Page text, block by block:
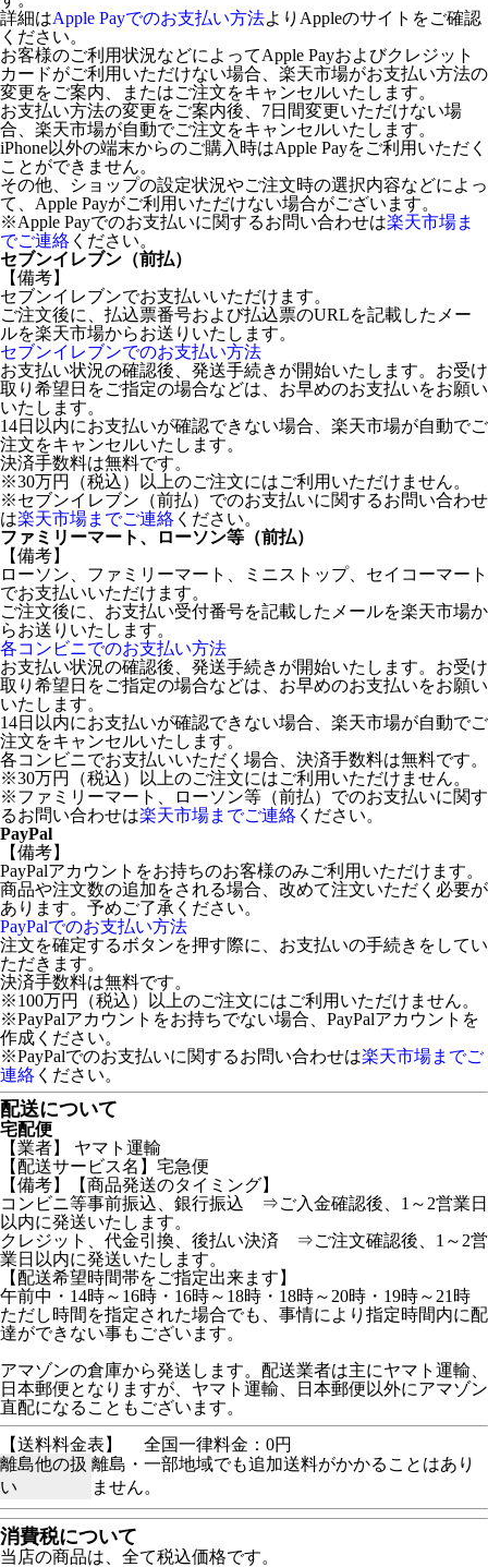
詳細はApple Payでのお支払い方法よりAppleのサイトをご確認
ください。
お客様のご利用状況などによってApple Payおよびクレジット
カードがご利用いただけない場合、楽天市場がお支払い方法の
変更をご案内、またはご注文をキャンセルいたします。
お支払い方法の変更をご案内後、7日間変更いただけない場
合、楽天市場が自動でご注文をキャンセルいたします。
iPhone以外の端末からのご購入時はApple Payをご利用いただく
ことができません。
その他、ショップの設定状況やご注文時の選択内容などによっ
て、Apple Payがご利用いただけない場合がございます。
※Apple Payでのお支払いに関するお問い合わせは楽天市場ま
でご連絡 ください。
セブンイレブン（前払）
【備考】
セブンイレブンでお支払いいただけます。
ご注文後に、払込票番号および払込票のURLを記載したメー
ルを楽天市場からお送りいたします。
セブンイレブンでのお支払い方法
お支払い状況の確認後、発送手続きが開始いたします。お受け
取り希望日をご指定の場合などは、お早めのお支払いをお願い
いたします。
14日以内にお支払いが確認できない場合、楽天市場が自動でご
注文をキャンセルいたします。
決済手数料は無料です。
※30万円（税込）以上のご注文にはご利用いただけません。
※セブンイレブン（前払）でのお支払いに関するお問い合わせ
は楽天市場までご連絡 ください。
ファミリーマート、ローソン等（前払）
【備考】
ローソン、ファミリーマート、ミニストップ、セイコーマート
でお支払いいただけます。
ご注文後に、お支払い受付番号を記載したメールを楽天市場か
らお送りいたします。
各コンビニでのお支払い方法
お支払い状況の確認後、発送手続きが開始いたします。お受け
取り希望日をご指定の場合などは、お早めのお支払いをお願い
いたします。
14日以内にお支払いが確認できない場合、楽天市場が自動でご
注文をキャンセルいたします。
各コンビニでお支払いいただく場合、決済手数料は無料です。
※30万円（税込）以上のご注文にはご利用いただけません。
※ファミリーマート、ローソン等（前払）でのお支払いに関す
るお問い合わせは楽天市場までご連絡 ください。
PayPal
【備考】
PayPalアカウントをお持ちのお客様のみご利用いただけます。
商品や注文数の追加をされる場合、改めて注文いただく必要が
あります。予めご了承ください。
PayPalでのお支払い方法
注文を確定するボタンを押す際に、お支払いの手続きをしてい
ただきます。
決済手数料は無料です。
※100万円（税込）以上のご注文にはご利用いただけません。
※PayPalアカウントをお持ちでない場合、PayPalアカウントを
作成ください。
※PayPalでのお支払いに関するお問い合わせは楽天市場までご
連絡 ください。
配送について
宅配便
【業者】 ヤマト運輸
【配送サービス名】宅急便
【備考】【商品発送のタイミング】
コンビニ等事前振込、銀行振込 ⇒ご入金確認後、1～2営業日
以内に発送いたします。
クレジット、代金引換、後払い決済 ⇒ご注文確認後、1～2営
業日以内に発送いたします。
【配送希望時間帯をご指定出来ます】
午前中・14時～16時・16時～18時・18時～20時・19時～21時
ただし時間を指定された場合でも、事情により指定時間内に配
達ができない事もございます。
アマゾンの倉庫から発送します。配送業者は主にヤマト運輸、
日本郵便となりますが、ヤマト運輸、日本郵便以外にアマゾン
直配になることもございます。
【送料料金表】
全国一律料金：0円
離島他の扱
い
離島・一部地域でも追加送料がかかることはあり
ません。
消費税について
当店の商品は、全て税込価格です。